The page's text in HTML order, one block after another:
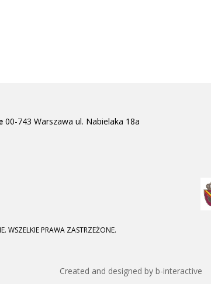
00-743 Warszawa ul. Nabielaka 18a
WSZELKIE PRAWA ZASTRZEŻONE.
Created and designed by b-interactive